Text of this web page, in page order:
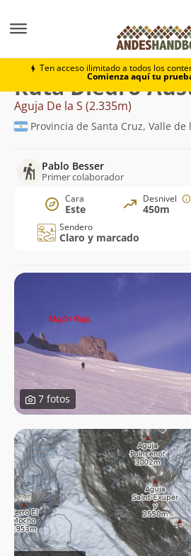
Ten acceso ilimitado a todos los
Comienza aquí tu
Aguja De la S
Ruta Diedro
Aguja De la S (2.335m)
Provincia de Santa Cruz, Valle de
Pablo Besser
Primer colaborador
Cara
Este
Desnivel
450m
Sendero
Claro y marcado
7 fotos